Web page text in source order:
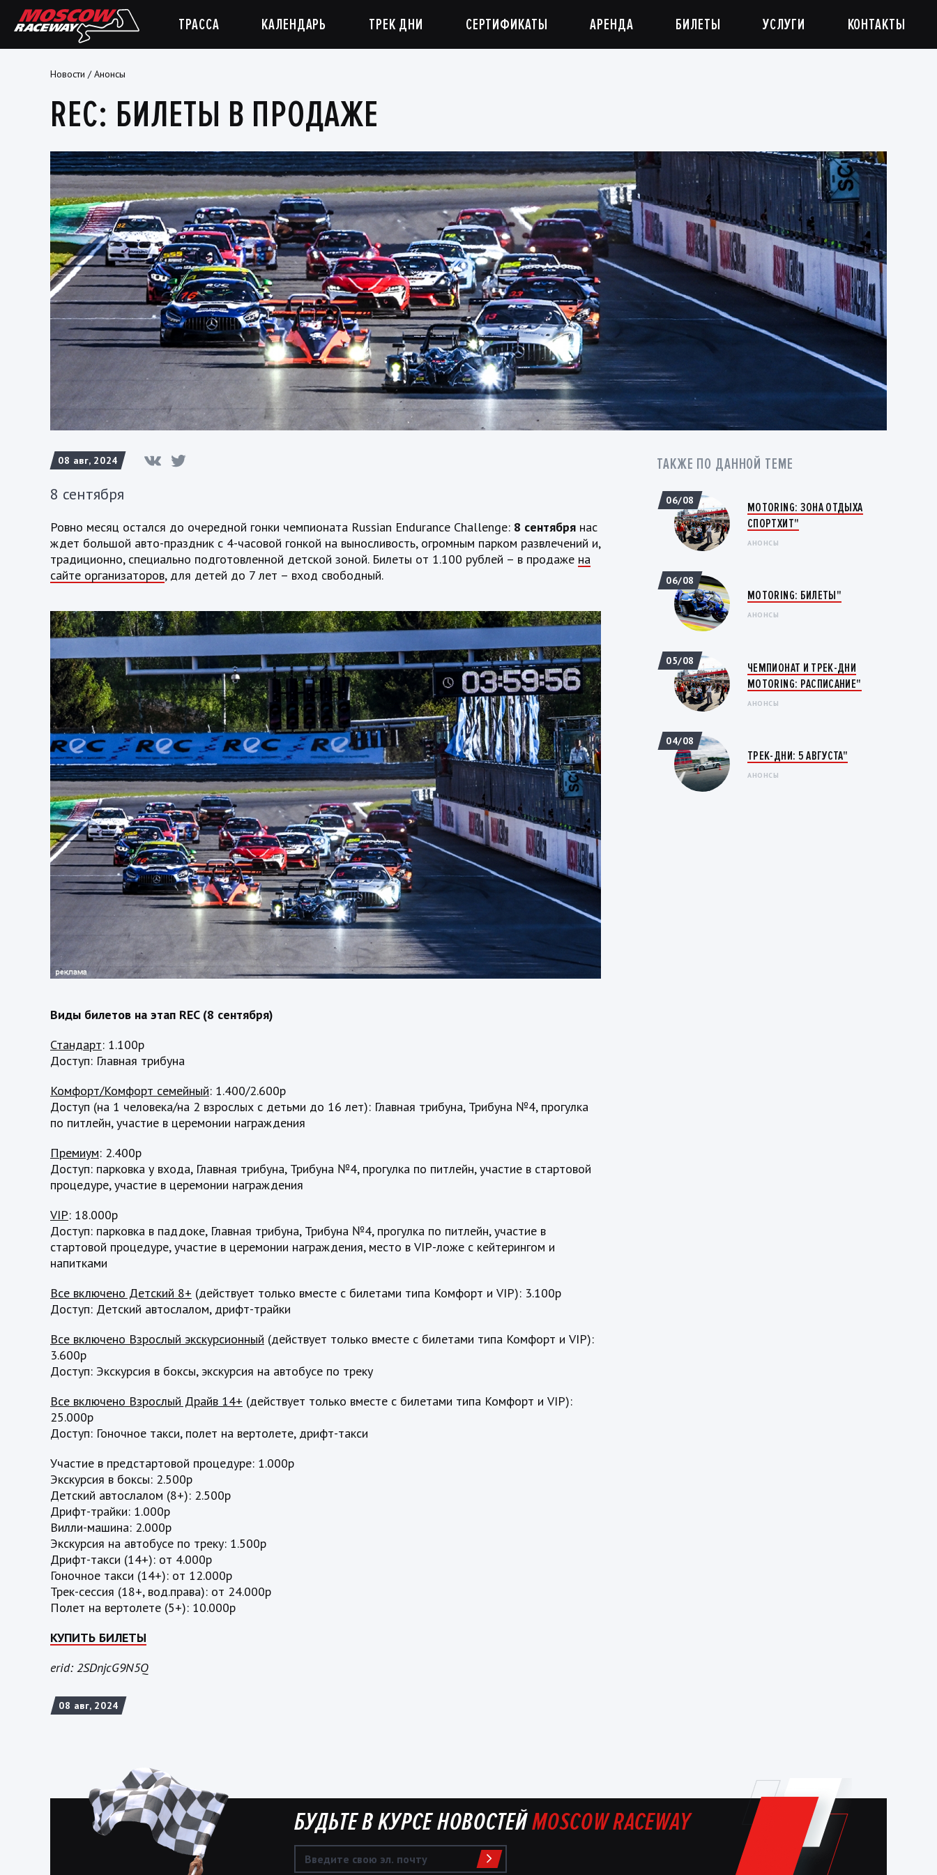
ТРАССА КАЛЕНДАРЬ ТРЕК ДНИ СЕРТИФИКАТЫ АРЕНДА БИЛЕТЫ УСЛУГИ КОНТАКТЫ
Новости /Анонсы
REC: БИЛЕТЫ В ПРОДАЖЕ
08 авг, 2024
8 сентября
Ровно месяц остался до очередной гонки чемпионата Russian Endurance Challenge: 8 сентября нас
ждет большой авто-праздник с 4-часовой гонкой на выносливость, огромным парком развлечений и,
традиционно, специально подготовленной детской зоной. Билеты от 1.100 рублей – в продаже на
сайте организаторов, для детей до 7 лет – вход свободный.
Виды билетов на этап REC (8 сентября)
Стандарт: 1.100р
Доступ: Главная трибуна
Комфорт/Комфорт семейный: 1.400/2.600р
Доступ (на 1 человека/на 2 взрослых с детьми до 16 лет): Главная трибуна, Трибуна №4, прогулка
по питлейн, участие в церемонии награждения
Премиум: 2.400р
Доступ: парковка у входа, Главная трибуна, Трибуна №4, прогулка по питлейн, участие в стартовой
процедуре, участие в церемонии награждения
VIP: 18.000р
Доступ: парковка в паддоке, Главная трибуна, Трибуна №4, прогулка по питлейн, участие в
стартовой процедуре, участие в церемонии награждения, место в VIP-ложе с кейтерингом и
напитками
Все включено Детский 8+ (действует только вместе с билетами типа Комфорт и VIP): 3.100р
Доступ: Детский автослалом, дрифт-трайки
Все включено Взрослый экскурсионный (действует только вместе с билетами типа Комфорт и VIP):
3.600р
Доступ: Экскурсия в боксы, экскурсия на автобусе по треку
Все включено Взрослый Драйв 14+ (действует только вместе с билетами типа Комфорт и VIP):
25.000р
Доступ: Гоночное такси, полет на вертолете, дрифт-такси
Участие в предстартовой процедуре: 1.000р
Экскурсия в боксы: 2.500р
Детский автослалом (8+): 2.500р
Дрифт-трайки: 1.000р
Вилли-машина: 2.000р
Экскурсия на автобусе по треку: 1.500р
Дрифт-такси (14+): от 4.000р
Гоночное такси (14+): от 12.000р
Трек-сессия (18+, вод.права): от 24.000р
Полет на вертолете (5+): 10.000р
КУПИТЬ БИЛЕТЫ
erid: 2SDnjcG9N5Q
08 авг, 2024
ТАКЖЕ ПО ДАННОЙ ТЕМЕ
MOTORING: ЗОНА ОТДЫХА
СПОРТХИТ"
АНОНСЫ
06/08
MOTORING: БИЛЕТЫ"
АНОНСЫ
06/08
ЧЕМПИОНАТ И ТРЕК-ДНИ
MOTORING: РАСПИСАНИЕ"
АНОНСЫ
05/08
ТРЕК-ДНИ: 5 АВГУСТА"
АНОНСЫ
04/08
БУДЬТЕ В КУРСЕ НОВОСТЕЙMOSCOW RACEWAY